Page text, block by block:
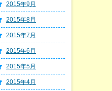
2015年9月
2015年8月
2015年7月
2015年6月
2015年5月
2015年4月